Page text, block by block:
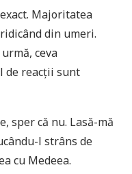
Majoritatea
din umeri.
ceva
de reacții sunt
sper că nu. Lasă-mă
l strâns de
cu Medeea.